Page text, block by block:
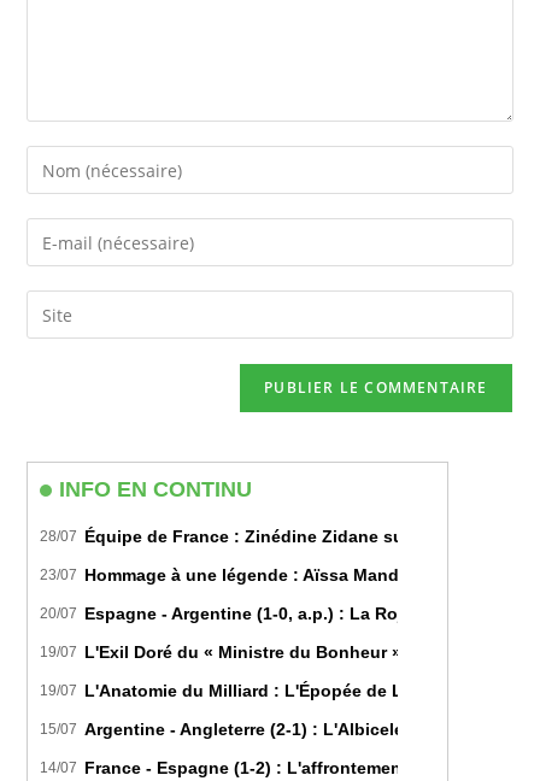
INFO EN CONTINU
28/07 Équipe de France : Zinédine Zidane succède
23/07 Hommage à une légende : Aïssa Mandi tire sa
20/07 Espagne - Argentine (1-0, a.p.) : La Roja sur le toit
19/07 L'Exil Doré du « Ministre du Bonheur » : Dans les
19/07 L'Anatomie du Milliard : L'Épopée de Lamine Yamal du
15/07 Argentine - Angleterre (2-1) : L'Albiceleste renverse
14/07 France - Espagne (1-2) : L'affrontement tactique
Enter
your
name
comment
Enter
your
email
address
Saisir
l’URL